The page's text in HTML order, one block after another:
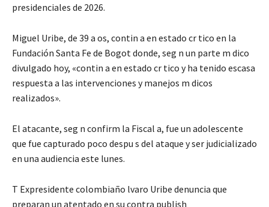
presidenciales de 2026.
Miguel Uribe, de 39 a os, contin a en estado cr tico en la
Fundación Santa Fe de Bogot donde, seg n un parte m dico
divulgado hoy, «contin a en estado cr tico y ha tenido escasa
respuesta a las intervenciones y manejos m dicos
realizados».
El atacante, seg n confirm la Fiscal a, fue un adolescente
que fue capturado poco despu s del ataque y ser judicializado
en una audiencia este lunes.
T Expresidente colombiaño lvaro Uribe denuncia que
preparan un atentado en su contra publish